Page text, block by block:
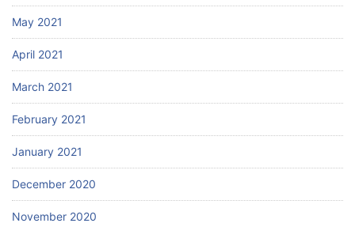
May 2021
April 2021
March 2021
February 2021
January 2021
December 2020
November 2020